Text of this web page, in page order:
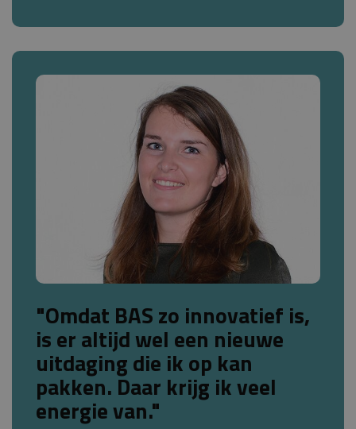
"Omdat BAS zo innovatief is,
is er altijd wel een nieuwe
uitdaging die ik op kan
pakken. Daar krijg ik veel
energie van."